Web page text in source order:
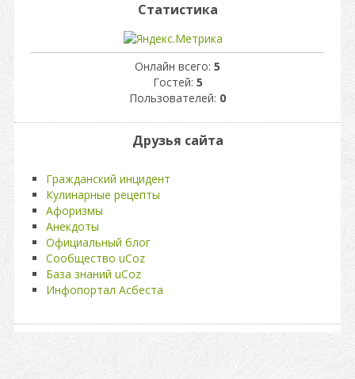
Статистика
Онлайн всего: 5
Гостей: 5
Пользователей: 0
Друзья сайта
Гражданский инцидент
Кулинарные рецепты
Афоризмы
Анекдоты
Официальный блог
Сообщество uCoz
База знаний uCoz
Инфопортал Асбеста